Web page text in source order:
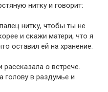
нитку и говорит:
нитку, чтобы ты не
и скажи матери, что я
оставил ей на хранение.
о встрече.
голову в раздумье и